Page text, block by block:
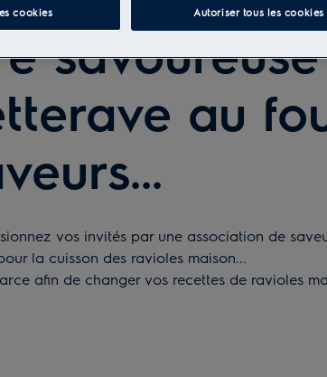
au
vos invités par une association de
la cuisson des ravioles maison...
afin de changer vos recettes de ravioles
cookies Autoriser tous les cookies